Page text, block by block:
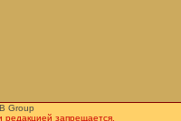
Group
запрещается.